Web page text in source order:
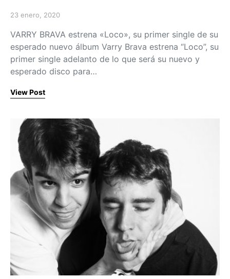
Posted on
23 enero, 2020
VARRY BRAVA estrena «Loco», su primer single de su
esperado nuevo álbum Varry Brava estrena “Loco”, su
primer single adelanto de lo que será su nuevo y
esperado disco para…
View Post